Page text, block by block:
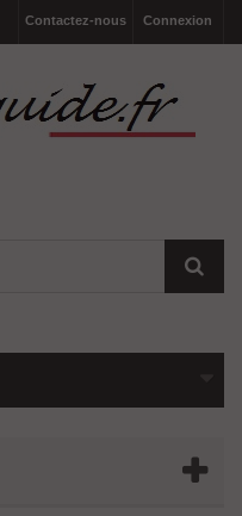
Connexion
Contactez-nous